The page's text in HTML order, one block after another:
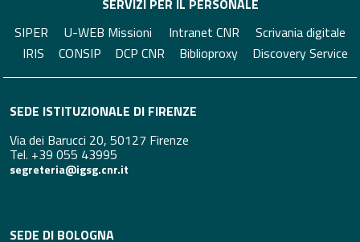
SERVIZI PER IL PERSONALE
SIPER
U-WEB Missioni Intranet CNR
Scrivania digitale
IRIS
CONSIP DCP CNR Biblioproxy Discovery Service
SEDE ISTITUZIONALE DI FIRENZE
Via dei Barucci 20, 50127 Firenze
Tel. +39 055 43995
segreteria@igsg.cnr.it
SEDE DI BOLOGNA